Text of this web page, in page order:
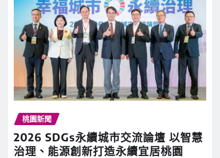
桃園新聞
2026 SDGs永續城市交流論壇 以智慧
治理、能源創新打造永續宜居桃園